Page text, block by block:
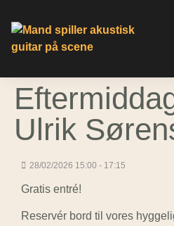
Ulrik
28/02/2026 15:00 - 17:15
Gratis entré!
Reservér bord til vores